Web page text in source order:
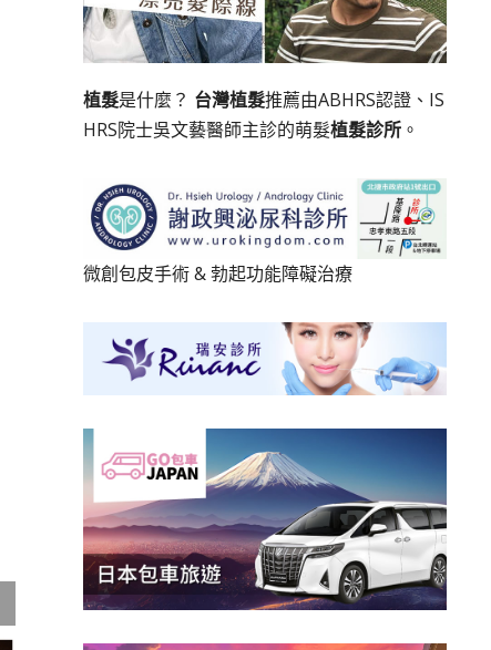
植髮是什麼？ 台灣植髮推薦由ABHRS認證、IS
HRS院士吳文藝醫師主診的萌髮植髮診所。
微創包皮手術&勃起功能障礙治療